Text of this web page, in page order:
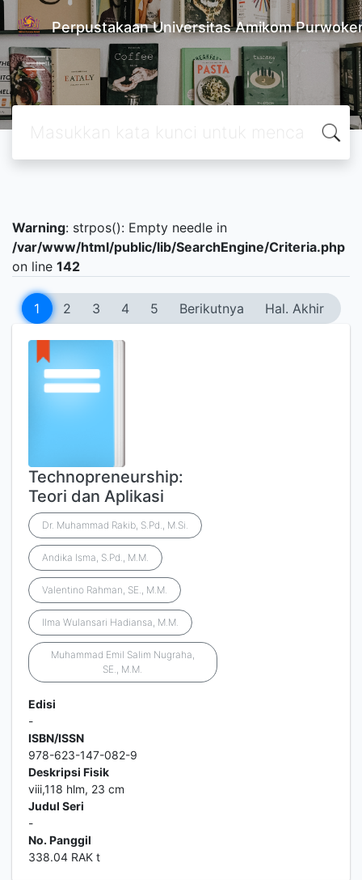
Perpustakaan Universitas Amikom
Warning: strpos(): Empty needle in
/var/www/html/public/lib/SearchEngine/Criteria.php
on line 142
1 2 3 4 5 Berikutnya Hal. Akhir
Technopreneurship:
Teori dan Aplikasi
Dr. Muhammad Rakib, S.Pd., M.Si.
Andika Isma, S.Pd., M.M.
Valentino Rahman, SE., M.M.
Ilma Wulansari Hadiansa, M.M.
Muhammad Emil Salim Nugraha,
SE., M.M.
Edisi
-
ISBN/ISSN
978-623-147-082-9
Deskripsi Fisik
viii,118 hlm, 23 cm
Judul Seri
-
No. Panggil
338.04 RAK t